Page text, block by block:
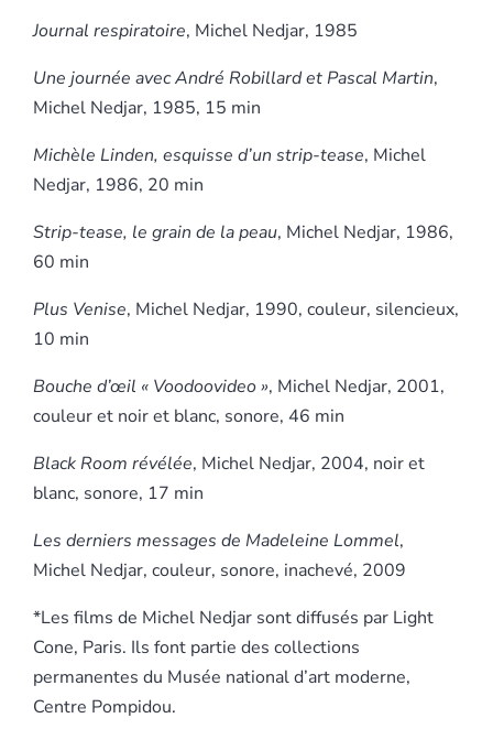
Journal respiratoire, Michel Nedjar, 1985
Une journée avec André Robillard et Pascal Martin,
Michel Nedjar, 1985, 15 min
Michèle Linden, esquisse d’un strip-tease, Michel
Nedjar, 1986, 20 min
Strip-tease, le grain de la peau, Michel Nedjar, 1986,
60 min
Plus Venise, Michel Nedjar, 1990, couleur, silencieux,
10 min
Bouche d’œil « Voodoovideo », Michel Nedjar, 2001,
couleur et noir et blanc, sonore, 46 min
Black Room révélée, Michel Nedjar, 2004, noir et
blanc, sonore, 17 min
Les derniers messages de Madeleine Lommel,
Michel Nedjar, couleur, sonore, inachevé, 2009
*Les films de Michel Nedjar sont diffusés par Light
Cone, Paris. Ils font partie des collections
permanentes du Musée national d’art moderne,
Centre Pompidou.